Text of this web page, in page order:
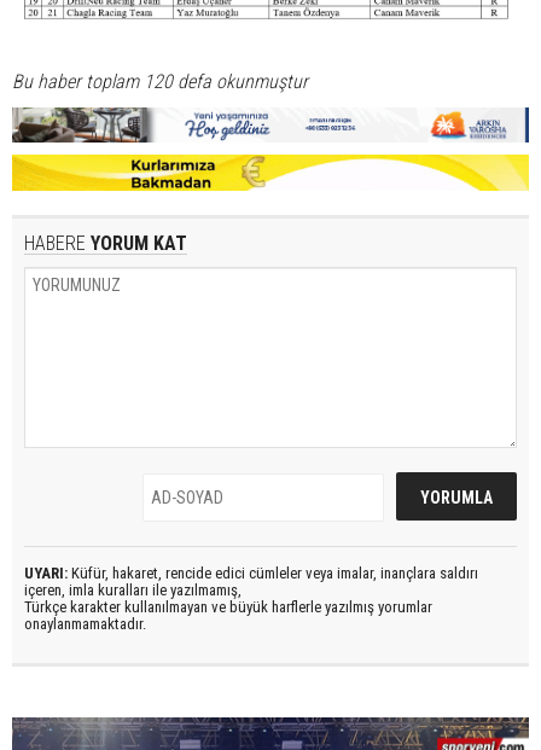
Bu haber toplam 120 defa okunmuştur
HABERE YORUM KAT
UYARI: Küfür, hakaret, rencide edici cümleler veya imalar, inançlara saldırı
içeren, imla kuralları ile yazılmamış,
Türkçe karakter kullanılmayan ve büyük harflerle yazılmış yorumlar
onaylanmamaktadır.